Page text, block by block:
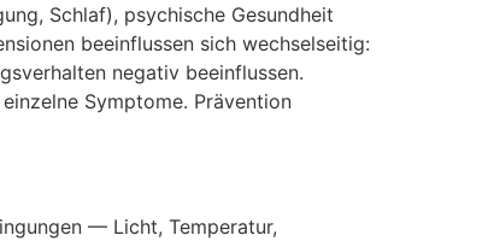
Schlaf), psychische Gesundheit
beeinflussen s‬ich wechselseitig:
negativ beeinflussen.
Symptome. Prävention
— Licht, Temperatur,